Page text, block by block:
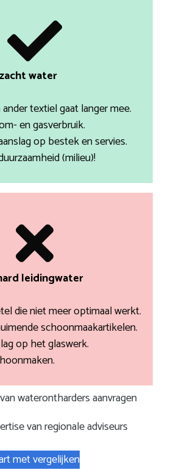
water
textiel gaat langer mee.
en gasverbruik.
op bestek en servies.
(milieu)!
leidingwater
die niet meer optimaal werkt.
schoonmaakartikelen.
op het glaswerk.
waterontharders aanvragen
van regionale adviseurs
met vergelijken